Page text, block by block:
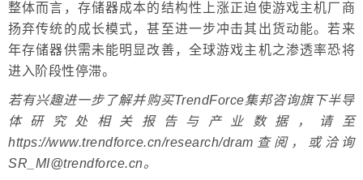
整体而言，存储器成本的结构性上涨正迫使游戏主机厂商
扬弃传统的成长模式，甚至进一步冲击其出货动能。若来
年存储器供需未能明显改善，全球游戏主机之渗透率恐将
进入阶段性停滞。
若有兴趣进一步了解并购买TrendForce集邦咨询旗下半导
体研究处相关报告与产业数据，请至
https://www.trendforce.cn/research/dram查阅，或洽询
SR_MI@trendforce.cn。